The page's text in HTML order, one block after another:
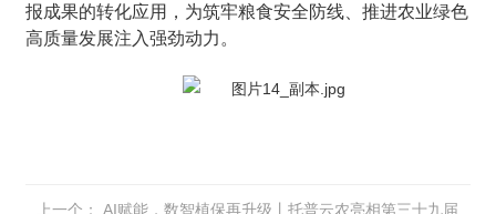
报成果的转化应用，为筑牢粮食安全防线、推进农业绿色
高质量发展注入强劲动力。
上一个：
AI赋能，数智植保再升级丨托普云农亮相第三十九届